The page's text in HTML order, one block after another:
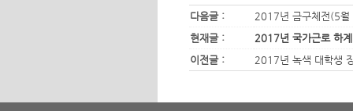
다음글 :
2017년 금구체전(5
현재글 :
2017년 국가근로 하
이전글 :
2017년 녹색 대학생